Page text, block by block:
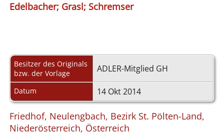
Edelbacher; Grasl; Schremser
Besitzer des Originals
bzw. der Vorlage
ADLER-Mitglied GH
Datum 14 Okt 2014
Friedhof, Neulengbach, Bezirk St. Pölten-Land,
Niederösterreich, Österreich